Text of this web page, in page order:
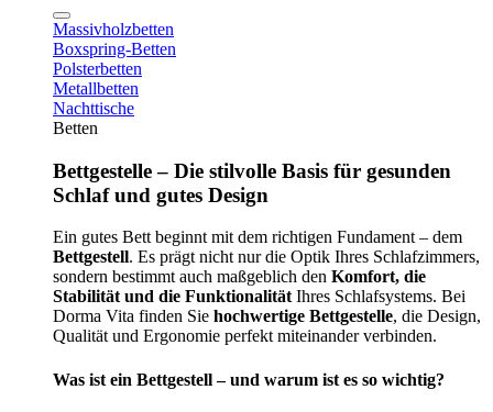
Massivholzbetten
Boxspring-Betten
Polsterbetten
Metallbetten
Nachttische
Betten
Bettgestelle – Die stilvolle Basis für gesunden
Schlaf und gutes Design
Ein gutes Bett beginnt mit dem richtigen Fundament – dem
Bettgestell. Es prägt nicht nur die Optik Ihres Schlafzimmers,
sondern bestimmt auch maßgeblich den Komfort, die
Stabilität und die Funktionalität Ihres Schlafsystems. Bei
Dorma Vita finden Sie hochwertige Bettgestelle, die Design,
Qualität und Ergonomie perfekt miteinander verbinden.
Was ist ein Bettgestell – und warum ist es so wichtig?